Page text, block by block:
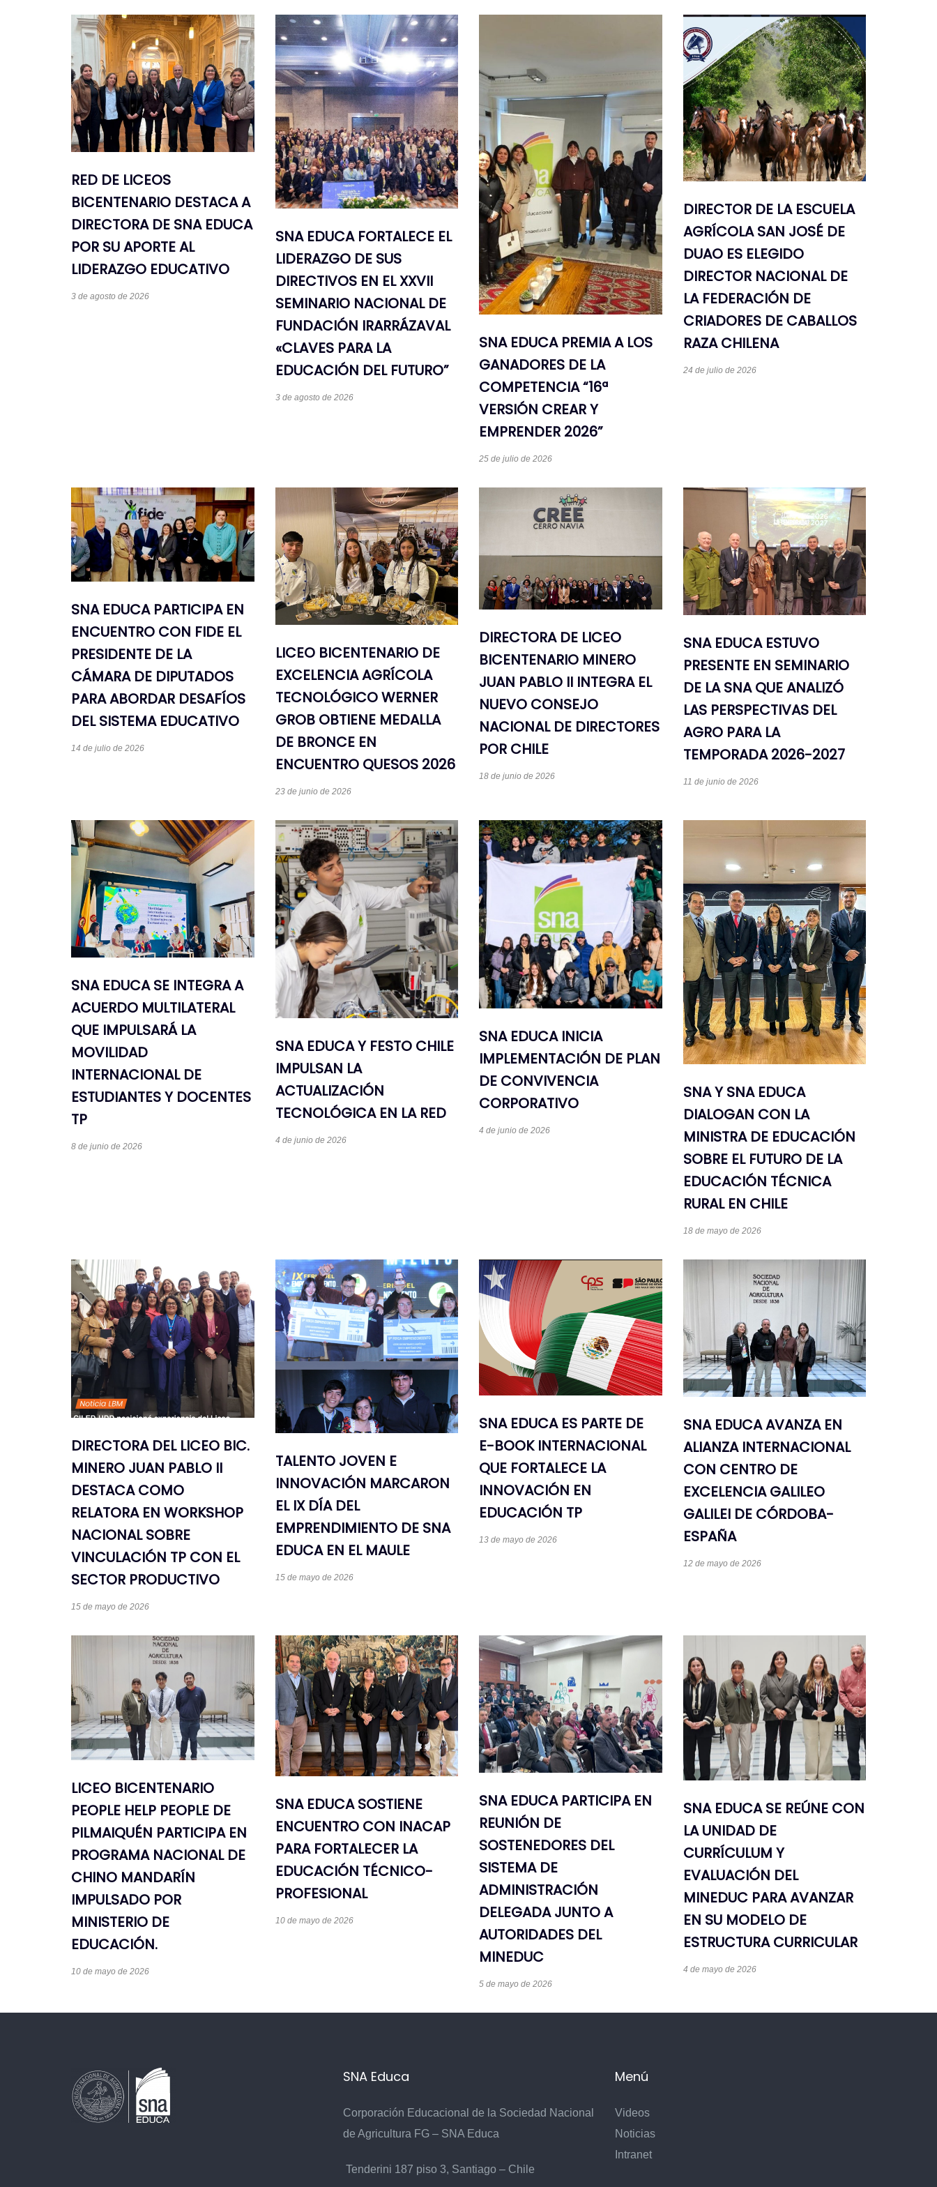
RED DE LICEOS
BICENTENARIO DESTACA A
DIRECTORA DE SNA EDUCA
POR SU APORTE AL
LIDERAZGO EDUCATIVO
3 de agosto de 2026
SNA EDUCA FORTALECE EL
LIDERAZGO DE SUS
DIRECTIVOS EN EL XXVII
SEMINARIO NACIONAL DE
FUNDACIÓN IRARRÁZAVAL
«CLAVES PARA LA
EDUCACIÓN DEL FUTURO”
3 de agosto de 2026
SNA EDUCA PREMIA A LOS
GANADORES DE LA
COMPETENCIA “16ª
VERSIÓN CREAR Y
EMPRENDER 2026”
25 de julio de 2026
DIRECTOR DE LA ESCUELA
AGRÍCOLA SAN JOSÉ DE
DUAO ES ELEGIDO
DIRECTOR NACIONAL DE
LA FEDERACIÓN DE
CRIADORES DE CABALLOS
RAZA CHILENA
24 de julio de 2026
SNA EDUCA PARTICIPA EN
ENCUENTRO CON FIDE EL
PRESIDENTE DE LA
CÁMARA DE DIPUTADOS
PARA ABORDAR DESAFÍOS
DEL SISTEMA EDUCATIVO
14 de julio de 2026
LICEO BICENTENARIO DE
EXCELENCIA AGRÍCOLA
TECNOLÓGICO WERNER
GROB OBTIENE MEDALLA
DE BRONCE EN
ENCUENTRO QUESOS 2026
23 de junio de 2026
DIRECTORA DE LICEO
BICENTENARIO MINERO
JUAN PABLO II INTEGRA EL
NUEVO CONSEJO
NACIONAL DE DIRECTORES
POR CHILE
18 de junio de 2026
SNA EDUCA ESTUVO
PRESENTE EN SEMINARIO
DE LA SNA QUE ANALIZÓ
LAS PERSPECTIVAS DEL
AGRO PARA LA
TEMPORADA 2026-2027
11 de junio de 2026
SNA EDUCA SE INTEGRA A
ACUERDO MULTILATERAL
QUE IMPULSARÁ LA
MOVILIDAD
INTERNACIONAL DE
ESTUDIANTES Y DOCENTES
TP
8 de junio de 2026
SNA EDUCA Y FESTO CHILE
IMPULSAN LA
ACTUALIZACIÓN
TECNOLÓGICA EN LA RED
4 de junio de 2026
SNA EDUCA INICIA
IMPLEMENTACIÓN DE PLAN
DE CONVIVENCIA
CORPORATIVO
4 de junio de 2026
SNA Y SNA EDUCA
DIALOGAN CON LA
MINISTRA DE EDUCACIÓN
SOBRE EL FUTURO DE LA
EDUCACIÓN TÉCNICA
RURAL EN CHILE
18 de mayo de 2026
DIRECTORA DEL LICEO BIC.
MINERO JUAN PABLO II
DESTACA COMO
RELATORA EN WORKSHOP
NACIONAL SOBRE
VINCULACIÓN TP CON EL
SECTOR PRODUCTIVO
15 de mayo de 2026
TALENTO JOVEN E
INNOVACIÓN MARCARON
EL IX DÍA DEL
EMPRENDIMIENTO DE SNA
EDUCA EN EL MAULE
15 de mayo de 2026
SNA EDUCA ES PARTE DE
E-BOOK INTERNACIONAL
QUE FORTALECE LA
INNOVACIÓN EN
EDUCACIÓN TP
13 de mayo de 2026
SNA EDUCA AVANZA EN
ALIANZA INTERNACIONAL
CON CENTRO DE
EXCELENCIA GALILEO
GALILEI DE CÓRDOBA-
ESPAÑA
12 de mayo de 2026
LICEO BICENTENARIO
PEOPLE HELP PEOPLE DE
PILMAIQUÉN PARTICIPA EN
PROGRAMA NACIONAL DE
CHINO MANDARÍN
IMPULSADO POR
MINISTERIO DE
EDUCACIÓN.
10 de mayo de 2026
SNA EDUCA SOSTIENE
ENCUENTRO CON INACAP
PARA FORTALECER LA
EDUCACIÓN TÉCNICO-
PROFESIONAL
10 de mayo de 2026
SNA EDUCA PARTICIPA EN
REUNIÓN DE
SOSTENEDORES DEL
SISTEMA DE
ADMINISTRACIÓN
DELEGADA JUNTO A
AUTORIDADES DEL
MINEDUC
5 de mayo de 2026
SNA EDUCA SE REÚNE CON
LA UNIDAD DE
CURRÍCULUM Y
EVALUACIÓN DEL
MINEDUC PARA AVANZAR
EN SU MODELO DE
ESTRUCTURA CURRICULAR
4 de mayo de 2026
SNA Educa
Corporación Educacional de la Sociedad Nacional
de Agricultura FG – SNA Educa
Tenderini 187 piso 3, Santiago – Chile
Menú
Videos
Noticias
Intranet